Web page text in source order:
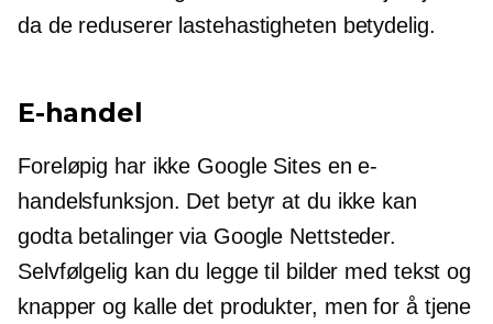
da de reduserer lastehastigheten betydelig.
E-handel
Foreløpig har ikke Google Sites en e-
handelsfunksjon. Det betyr at du ikke kan
godta betalinger via Google Nettsteder.
Selvfølgelig kan du legge til bilder med tekst og
knapper og kalle det produkter, men for å tjene